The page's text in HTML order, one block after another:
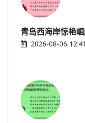
青岛西海岸惊艳
2026-08-06